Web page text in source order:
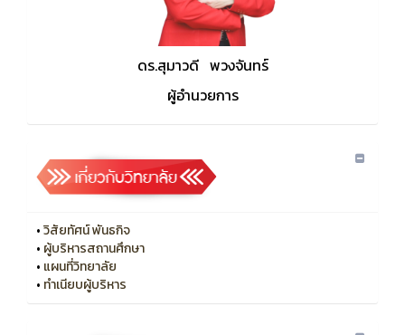
ดร.สุมาวดี พวงจันทร์
ผู้อำนวยการ
•วิสัยทัศน์ พันธกิจ
• ผู้บริหารสถานศึกษา
• แผนที่วิทยาลัย
• ทําเนียบผู้บริหาร